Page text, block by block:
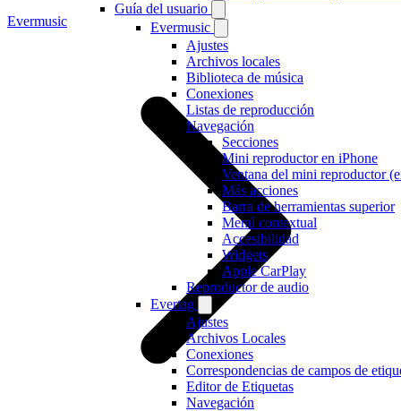
Guía del usuario
Evermusic
Ajustes
Archivos locales
Biblioteca de música
Conexiones
Listas de reproducción
Navegación
Secciones
Mini reproductor en iPhone
Ventana del mini reproductor
Más acciones
Barra de herramientas superior
Menú contextual
Accesibilidad
Widgets
Apple CarPlay
Reproductor de audio
Evertag
Ajustes
Archivos Locales
Conexiones
Correspondencias de campos de
Editor de Etiquetas
Navegación
Evermusic